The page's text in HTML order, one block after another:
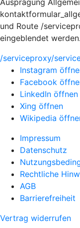
Ausprägung
und Route /
eingeblendet werden.
/serviceproxy/
Instagram
Facebook
LinkedIn öffnen
Xing öffnen
Wikipedia
Impressum
Datenschutz
Rechtliche
AGB
Barrierefreiheit
Vertrag widerrufen